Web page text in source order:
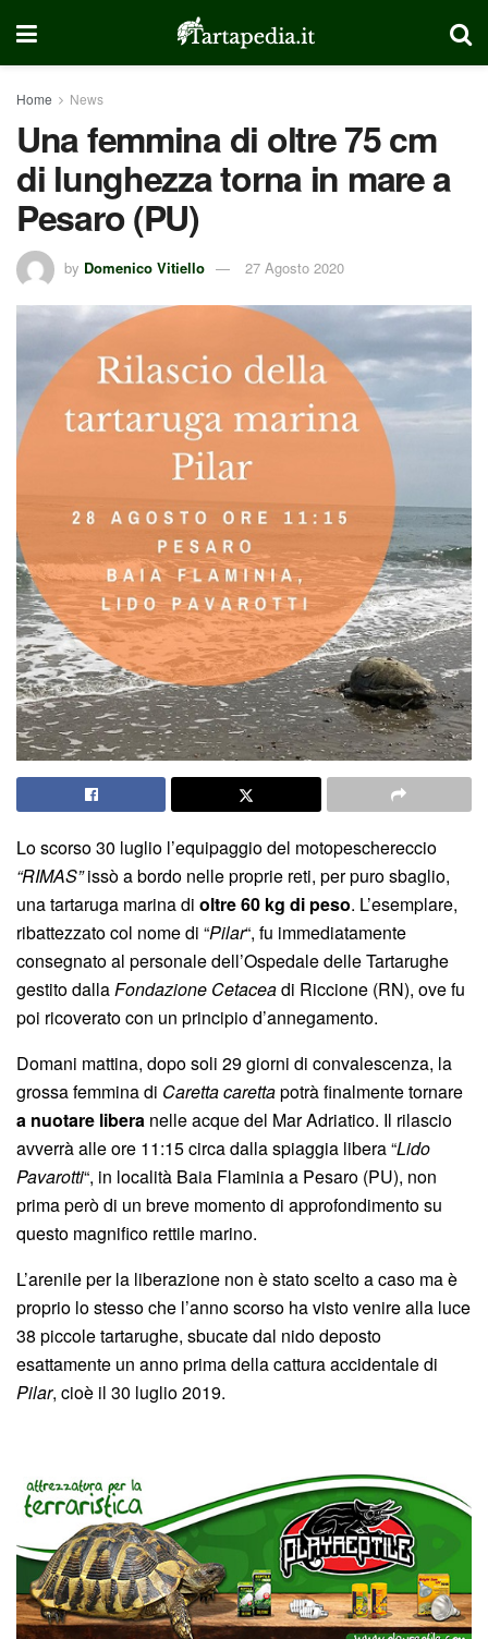
Home News
Una femmina di oltre 75 cm
di lunghezza torna in mare a
Pesaro (PU)
by Domenico Vitiello 27 Agosto 2020
Lo scorso 30 luglio l’equipaggio del motopeschereccio
“RIMAS”issò a bordo nelle proprie reti, per puro sbaglio,
una tartaruga marina di oltre 60 kg di peso. L’esemplare,
ribattezzato col nome di “Pilar“, fu immediatamente
consegnato al personale dell’Ospedale delle Tartarughe
gestito dallaFondazione Cetaceadi Riccione (RN), ove fu
poi ricoverato con un principio d’annegamento.
Domani mattina, dopo soli 29 giorni di convalescenza, la
grossa femmina di Caretta carettapotrà finalmente tornare
a nuotare libera nelle acque del Mar Adriatico. Il rilascio
avverrà alle ore 11:15 circa dalla spiaggia libera “Lido
Pavarotti“, in località Baia Flaminia a Pesaro (PU), non
prima però di un breve momento di approfondimento su
questo magnifico rettile marino.
L’arenile per la liberazione non è stato scelto a caso ma è
proprio lo stesso che l’anno scorso ha visto venire alla luce
38 piccole tartarughe, sbucate dal nido deposto
esattamente un anno prima della cattura accidentale di
Pilar, cioè il 30 luglio 2019.